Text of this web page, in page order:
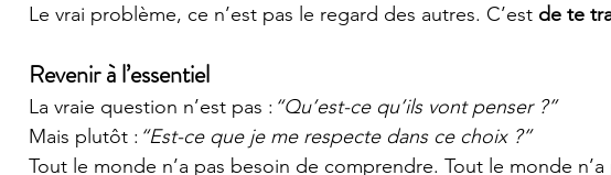
Le vrai problème, ce n’est pas le regard des autres. C’est de te
Revenir à l’essentiel
La vraie question n’est pas : “Qu’est-ce qu’ils vont penser ?”
Mais plutôt : “Est-ce que je me respecte dans ce choix ?”
Tout le monde n’a pas besoin de comprendre. Tout le monde n’a